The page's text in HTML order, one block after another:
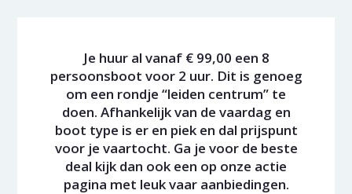
Je huur al vanaf € 99,00 een 8
persoonsboot voor 2 uur. Dit is genoeg
om een rondje “leiden centrum” te
doen. Afhankelijk van de vaardag en
boot type is er en piek en dal prijspunt
voor je vaartocht. Ga je voor de beste
deal kijk dan ook een op onze actie
pagina met leuk vaar aanbiedingen.